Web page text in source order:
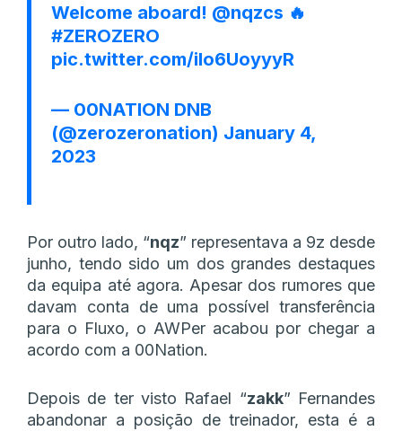
Welcome aboard! @nqzcs 🔥
#ZEROZERO
pic.twitter.com/ilo6UoyyyR
— 00NATION DNB
(@zerozeronation) January 4,
2023
Por outro lado, “nqz” representava a 9z desde
junho, tendo sido um dos grandes destaques
da equipa até agora. Apesar dos rumores que
davam conta de uma possível transferência
para o Fluxo, o AWPer acabou por chegar a
acordo com a 00Nation.
Depois de ter visto Rafael “zakk” Fernandes
abandonar a posição de treinador, esta é a